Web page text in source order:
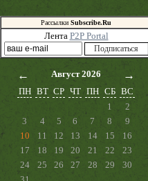
Рассылки Subscribe.Ru
Лента P2P Portal
← Август 2026 →
ПН ВТ СР ЧТ ПН СБ ВС
1
2
3
4 5 6 7 8
9
10
11 12 13 14 15
16
17
18 19 20 21 22
23
24
25 26 27 28 29
30